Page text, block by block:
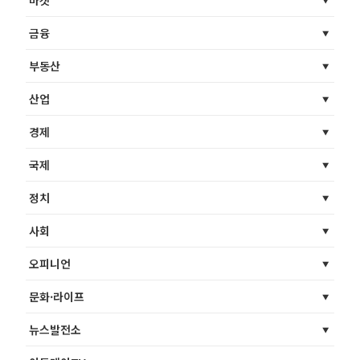
금융
부동산
산업
경제
국제
정치
사회
오피니언
문화·라이프
뉴스발전소